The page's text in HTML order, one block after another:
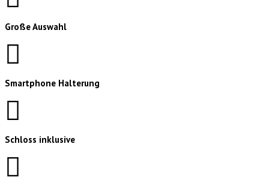
Große Auswahl
Smartphone Halterung
Schloss inklusive